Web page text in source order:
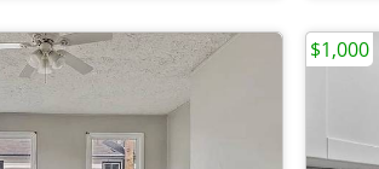
$1,000